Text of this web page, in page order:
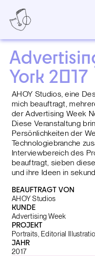
York 2017
AHOY Studios, eine
mich beauftragt,
der Advertising Week
Diese Veranstaltung
Persönlichkeiten der
Technologiebranche
Interviewbereich des
beauftragt, sieben
und ihre Ideen in
BEAUFTRAGT VON
AHOY Studios
KUNDE
Advertising Week
PROJEKT
Portraits, Editorial
JAHR
2017